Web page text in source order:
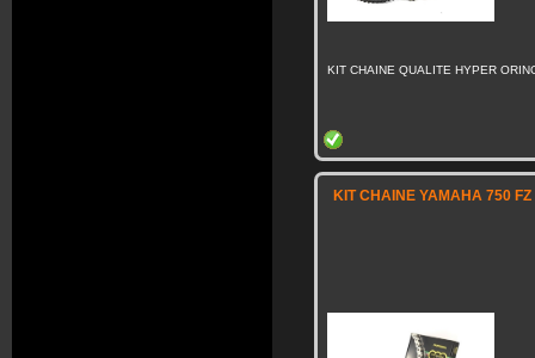
KIT CHAINE QUALITE HYPER
KIT CHAINE YAMAHA 750